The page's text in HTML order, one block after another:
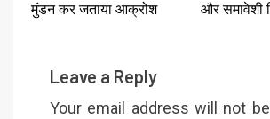
मुंडन कर जताया आक्रोश
और समावेशी
Leave a Reply
Your email address will not